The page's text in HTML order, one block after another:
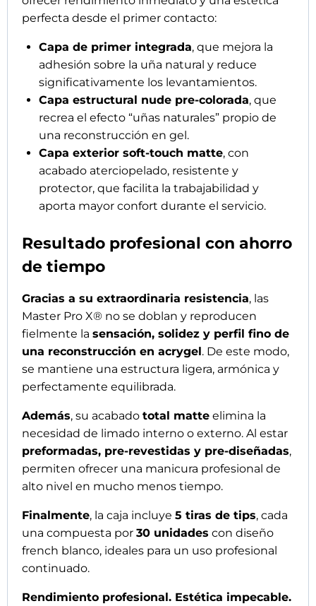
fielmente lasensación, solidez y perfil fino de
una reconstrucción en acrygel. De este modo,
se mantiene una estructura ligera, armónica y
perfectamente equilibrada.
Además , su acabadototal matte elimina la
necesidad de limado interno o externo. Al estar
preformadas, pre-revestidas y pre-diseñadas
permiten ofrecer una manicura profesional de
alto nivel en mucho menos tiempo.
Finalmente, la caja incluye5 tiras de tips, cada
una compuesta por30 unidades con diseño
continuado.
Rendimiento profesional. Estética impecable.
ESPECIFICACIONES TÉCNICAS
Acrylic gel premium de alta calidad y alta
transparencia
Tecnología exclusivaMusa UVLite Core®
Polimerización profunda, uniforme e
impecable
Estructura profesionalTri-Layer
Diseño: French con luneta blanca
Forma: Almendra Media
Acabado soft-touch matte
Contenido: 5 tiras x 30 tips (150 tips)
Igualmente, durante el uso profesional de las
Master Pro X® Acrylic Gel Tips